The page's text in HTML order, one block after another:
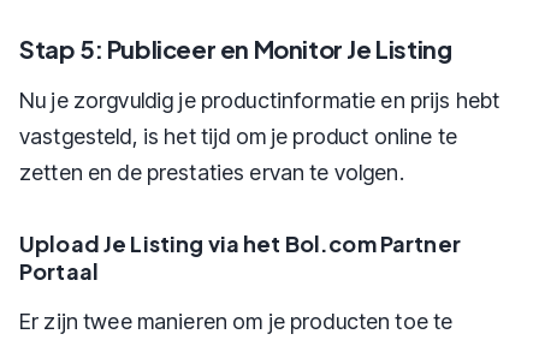
Stap 5: Publiceer en Monitor Je Listing
Nu je zorgvuldig je productinformatie en prijs hebt
vastgesteld, is het tijd om je product online te
zetten en de prestaties ervan te volgen.
Upload Je Listing via het Bol.com Partner
Portaal
Er zijn twee manieren om je producten toe te